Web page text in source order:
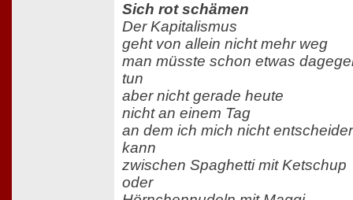
Sich rot schämen
Der Kapitalismus
geht von allein nicht mehr weg
man müsste schon etwas
tun
aber nicht gerade heute
nicht an einem Tag
an dem ich mich nicht
kann
zwischen Spaghetti mit Ketschup
oder